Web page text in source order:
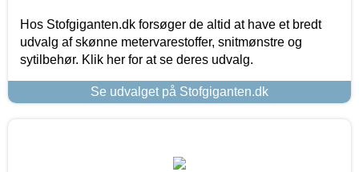
Hos Stofgiganten.dk forsøger de altid at have et bredt
udvalg af skønne metervarestoffer, snitmønstre og
sytilbehør. Klik her for at se deres udvalg.
Se udvalget på Stofgiganten.dk